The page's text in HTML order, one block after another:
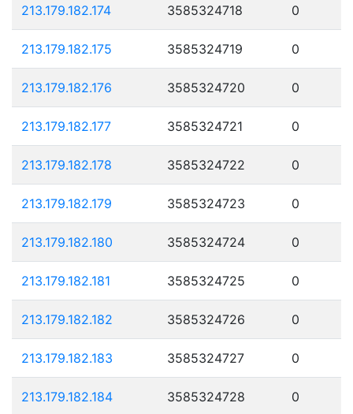
213.179.182.174 3585324718 0
213.179.182.175 3585324719 0
213.179.182.176 3585324720 0
213.179.182.177 3585324721 0
213.179.182.178 3585324722 0
213.179.182.179 3585324723 0
213.179.182.180 3585324724 0
213.179.182.181 3585324725 0
213.179.182.182 3585324726 0
213.179.182.183 3585324727 0
213.179.182.184 3585324728 0